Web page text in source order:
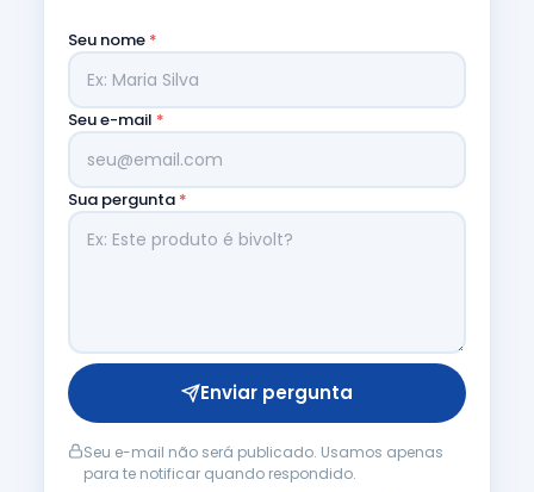
Seu nome *
Seu e-mail *
Sua pergunta *
Enviar pergunta
Seu e-mail não será publicado. Usamos apenas
para te notificar quando respondido.